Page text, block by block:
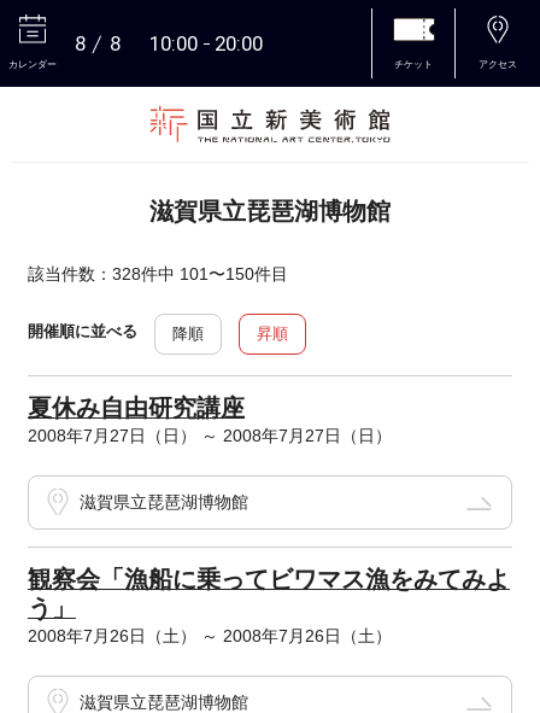
カレンダー
8 8 10:00 20:00
チケット アクセス
滋賀県立琵琶湖博物館
該当件数：328件中 101〜150件目
開催順に並べる 降順 昇順
夏休み自由研究講座
2008年7月27日（日） ～ 2008年7月27日（日）
滋賀県立琵琶湖博物館
観察会「漁船に乗ってビワマス漁をみてみよ
う」
2008年7月26日（土） ～ 2008年7月26日（土）
滋賀県立琵琶湖博物館